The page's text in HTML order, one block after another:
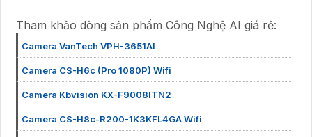
Tham khảo dòng sản phẩm Công Nghệ AI giá rẻ:
Camera VanTech VPH-3651AI
Camera CS-H6c (Pro 1080P) Wifi
Camera Kbvision KX-F9008ITN2
Camera CS-H8c-R200-1K3KFL4GA Wifi